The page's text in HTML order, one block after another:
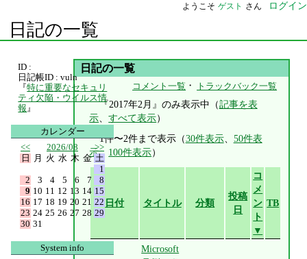
ようこそ ゲスト さん ログイン
日記の一覧
日記の一覧
コメント一覧 ・ トラックバック一覧
『2017年2月』のみ表示中（記事を表
示、すべて表示）
1件〜2件まで表示（30件表示、 50件表
示、 100件表示）
日付 タイトル 分類
投稿
日
コ
メ
ン
ト
▼
TB
Microsoft
ID :
日記帳ID : vuln
『特に重要なセキュリ
ティ欠陥・ウイルス情
報 』
カレンダー
<<
2026/08
>>
日
月 火 水 木 金 土
1
2
3 4 5 6 7
8
9 10 11 12 13 14 15
16 17 18 19 20 21 22
23 24 25 26 27 28 29
30 31
System info